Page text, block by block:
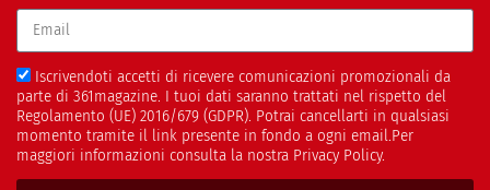
Iscrivendoti accetti di ricevere comunicazioni promozionali da
parte di 361magazine. I tuoi dati saranno trattati nel rispetto del
Regolamento (UE) 2016/679 (GDPR). Potrai cancellarti in qualsiasi
momento tramite il link presente in fondo a ogni email.Per
maggiori informazioni consulta la nostra Privacy Policy.